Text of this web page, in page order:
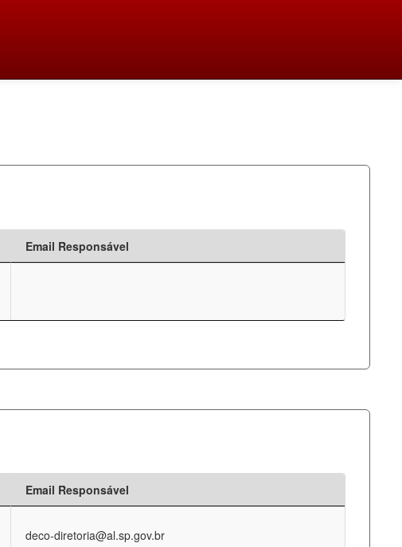
Email Responsável
Email Responsável
deco-diretoria@al.sp.gov.br